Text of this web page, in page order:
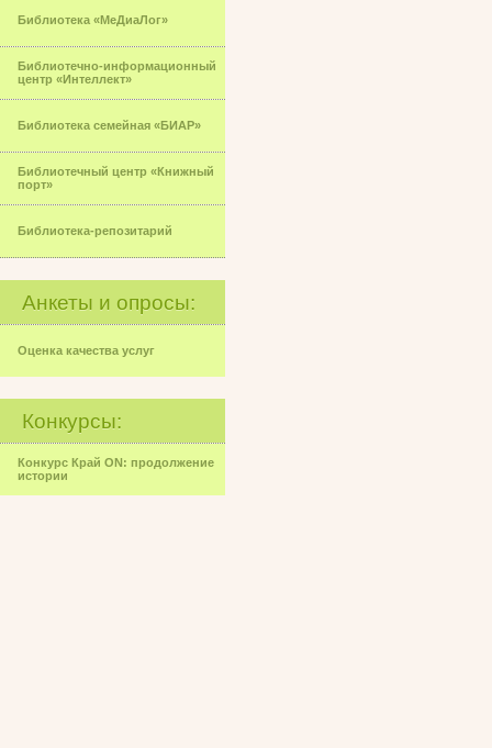
Библиотека «МеДиаЛог»
Библиотечно-информационный
центр «Интеллект»
Библиотека семейная «БИАР»
Библиотечный центр «Книжный
порт»
Библиотека-репозитарий
Анкеты и опросы:
Оценка качества услуг
Конкурсы:
Конкурс Край ON: продолжение
истории